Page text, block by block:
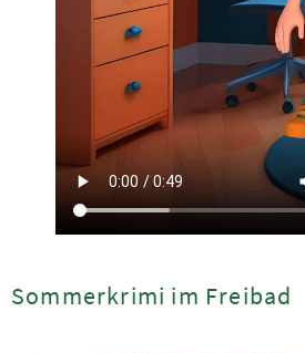
Sommerkrimi im Freibad